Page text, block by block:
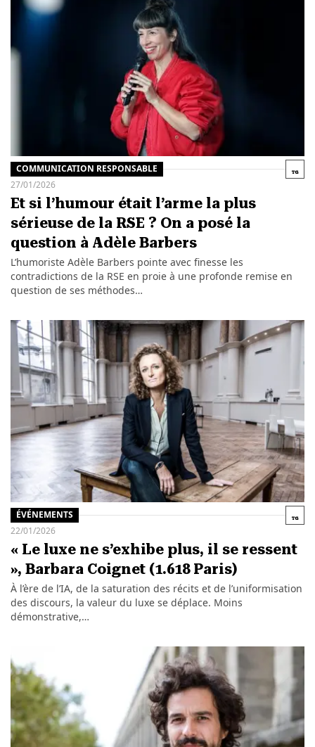
COMMUNICATION RESPONSABLE
27/01/2026
Et si l’humour était l’arme la plus
sérieuse de la RSE ? On a posé la
question à Adèle Barbers
L’humoriste Adèle Barbers pointe avec finesse les
contradictions de la RSE en proie à une profonde remise en
question de ses méthodes…
ÉVÉNEMENTS
22/01/2026
« Le luxe ne s’exhibe plus, il se ressent
», Barbara Coignet (1.618 Paris)
À l’ère de l’IA, de la saturation des récits et de l’uniformisation
des discours, la valeur du luxe se déplace. Moins
démonstrative,…